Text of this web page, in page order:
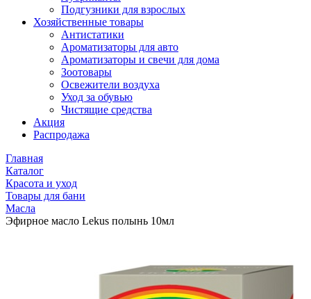
Подгузники для взрослых
Хозяйственные товары
Антистатики
Ароматизаторы для авто
Ароматизаторы и свечи для дома
Зоотовары
Освежители воздуха
Уход за обувью
Чистящие средства
Акция
Распродажа
Главная
Каталог
Красота и уход
Товары для бани
Масла
Эфирное масло Lekus полынь 10мл